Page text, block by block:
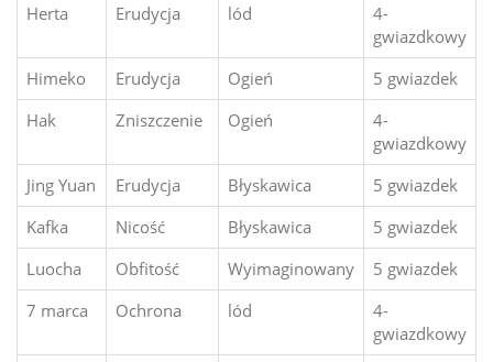
Herta
Erudycja lód
4-
gwiazdkowy
Himeko
Erudycja Ogień
5 gwiazdek
Hak
Zniszczenie Ogień
4-
gwiazdkowy
Jing Yuan
Erudycja Błyskawica
5 gwiazdek
Kafka
Nicość Błyskawica
5 gwiazdek
Luocha
Obfitość Wyimaginowany
5 gwiazdek
7 marca
Ochrona lód
4-
gwiazdkowy